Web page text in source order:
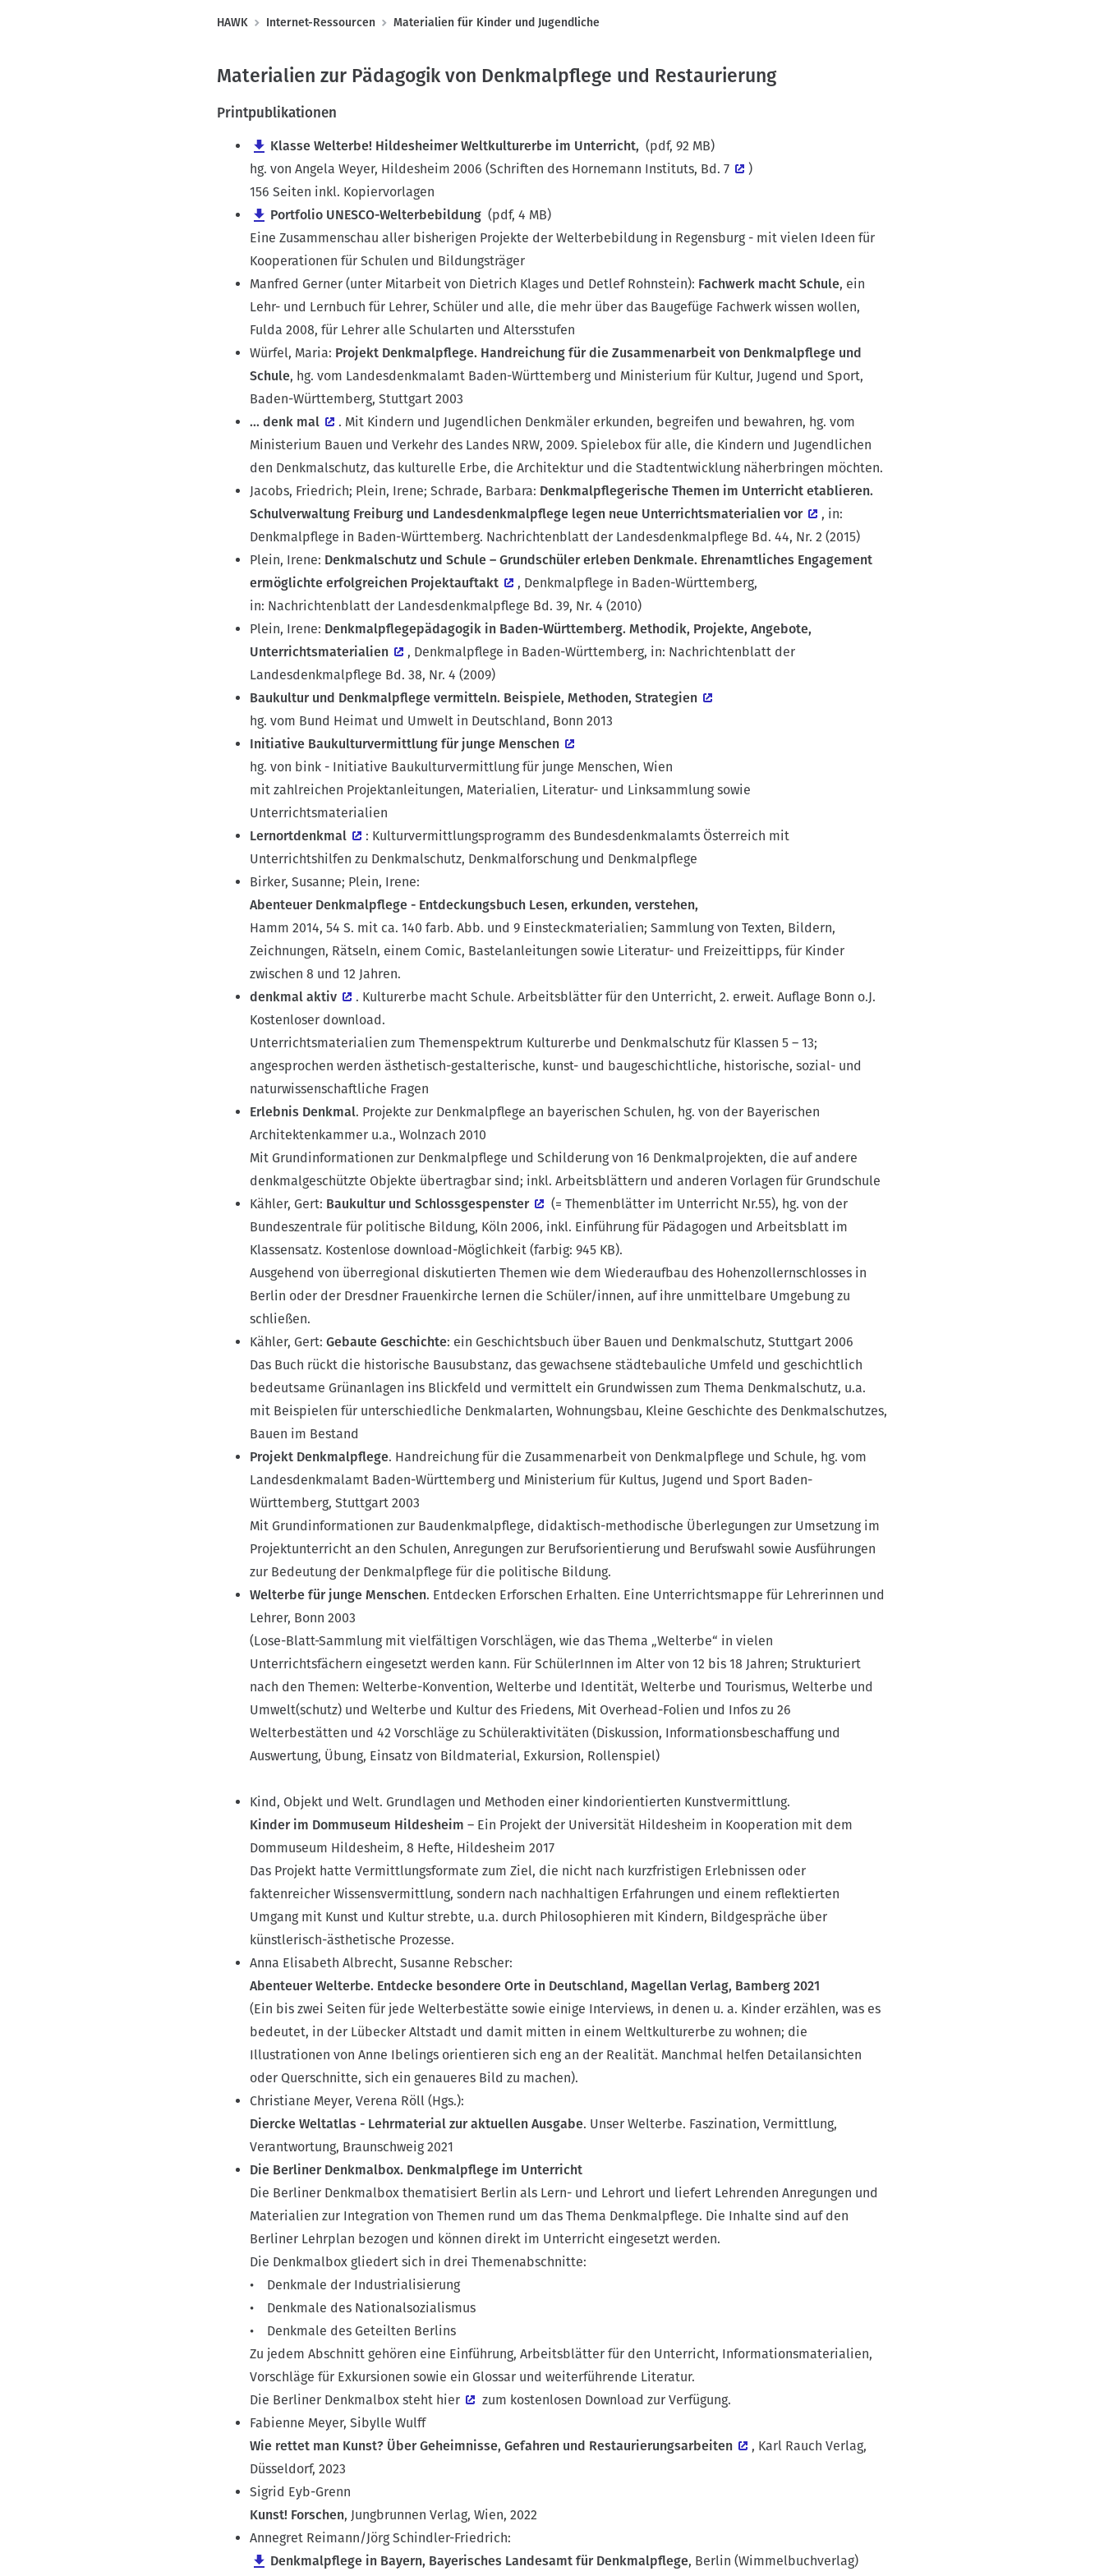
P
a
n
HAWK Internet-Ressourcen Materialien für Kinder und Jugendliche
Materialien zur Pädagogik von Denkmalpflege und Restaurierung
Printpublikationen
Klasse Welterbe! Hildesheimer Weltkulturerbe im Unterricht, (pdf, 92 MB)
hg. von Angela Weyer, Hildesheim 2006 (Schriften des Hornemann Instituts, Bd. 7
)
156 Seiten inkl. Kopiervorlagen
Portfolio UNESCO-Welterbebildung (pdf, 4 MB)
Eine Zusammenschau aller bisherigen Projekte der Welterbebildung in Regensburg - mit vielen Ideen für
Kooperationen für Schulen und Bildungsträger
Manfred Gerner (unter Mitarbeit von Dietrich Klages und Detlef Rohnstein): Fachwerk macht Schule, ein
Lehr- und Lernbuch für Lehrer, Schüler und alle, die mehr über das Baugefüge Fachwerk wissen wollen,
Fulda 2008, für Lehrer alle Schularten und Altersstufen
Würfel, Maria: Projekt Denkmalpflege. Handreichung für die Zusammenarbeit von Denkmalpflege und
Schule, hg. vom Landesdenkmalamt Baden-Württemberg und Ministerium für Kultur, Jugend und Sport,
Baden-Württemberg, Stuttgart 2003
... denk mal
. Mit Kindern und Jugendlichen Denkmäler erkunden, begreifen und bewahren, hg. vom
Ministerium Bauen und Verkehr des Landes NRW, 2009. Spielebox für alle, die Kindern und Jugendlichen
den Denkmalschutz, das kulturelle Erbe, die Architektur und die Stadtentwicklung näherbringen möchten.
Jacobs, Friedrich; Plein, Irene; Schrade, Barbara: Denkmalpflegerische Themen im Unterricht etablieren.
Schulverwaltung Freiburg und Landesdenkmalpflege legen neue Unterrichtsmaterialien vor
, in:
Denkmalpflege in Baden-Württemberg. Nachrichtenblatt der Landesdenkmalpflege Bd. 44, Nr. 2 (2015)
Plein, Irene: Denkmalschutz und Schule – Grundschüler erleben Denkmale. Ehrenamtliches Engagement
ermöglichte erfolgreichen Projektauftakt
, Denkmalpflege in Baden-Württemberg,
in: Nachrichtenblatt der Landesdenkmalpflege Bd. 39, Nr. 4 (2010)
Plein, Irene: Denkmalpflegepädagogik in Baden-Württemberg. Methodik, Projekte, Angebote,
Unterrichtsmaterialien
, Denkmalpflege in Baden-Württemberg, in: Nachrichtenblatt der
Landesdenkmalpflege Bd. 38, Nr. 4 (2009)
Baukultur und Denkmalpflege vermitteln. Beispiele, Methoden, Strategien
hg. vom Bund Heimat und Umwelt in Deutschland, Bonn 2013
Initiative Baukulturvermittlung für junge Menschen
hg. von bink - Initiative Baukulturvermittlung für junge Menschen, Wien
mit zahlreichen Projektanleitungen, Materialien, Literatur- und Linksammlung sowie
Unterrichtsmaterialien
Lernortdenkmal
: Kulturvermittlungsprogramm des Bundesdenkmalamts Österreich mit
Unterrichtshilfen zu Denkmalschutz, Denkmalforschung und Denkmalpflege
Birker, Susanne; Plein, Irene:
Abenteuer Denkmalpflege - Entdeckungsbuch Lesen, erkunden, verstehen,
Hamm 2014, 54 S. mit ca. 140 farb. Abb. und 9 Einsteckmaterialien; Sammlung von Texten, Bildern,
Zeichnungen, Rätseln, einem Comic, Bastelanleitungen sowie Literatur- und Freizeittipps, für Kinder
zwischen 8 und 12 Jahren.
denkmal aktiv
. Kulturerbe macht Schule. Arbeitsblätter für den Unterricht, 2. erweit. Auflage Bonn o.J.
Kostenloser download.
Unterrichtsmaterialien zum Themenspektrum Kulturerbe und Denkmalschutz für Klassen 5 – 13;
angesprochen werden ästhetisch-gestalterische, kunst- und baugeschichtliche, historische, sozial- und
naturwissenschaftliche Fragen
Erlebnis Denkmal. Projekte zur Denkmalpflege an bayerischen Schulen, hg. von der Bayerischen
Architektenkammer u.a., Wolnzach 2010
Mit Grundinformationen zur Denkmalpflege und Schilderung von 16 Denkmalprojekten, die auf andere
denkmalgeschützte Objekte übertragbar sind; inkl. Arbeitsblättern und anderen Vorlagen für Grundschule
Kähler, Gert: Baukultur und Schlossgespenster
(= Themenblätter im Unterricht Nr.55), hg. von der
Bundeszentrale für politische Bildung, Köln 2006, inkl. Einführung für Pädagogen und Arbeitsblatt im
Klassensatz. Kostenlose download-Möglichkeit (farbig: 945 KB).
Ausgehend von überregional diskutierten Themen wie dem Wiederaufbau des Hohenzollernschlosses in
Berlin oder der Dresdner Frauenkirche lernen die Schüler/innen, auf ihre unmittelbare Umgebung zu
schließen.
Kähler, Gert: Gebaute Geschichte: ein Geschichtsbuch über Bauen und Denkmalschutz, Stuttgart 2006
Das Buch rückt die historische Bausubstanz, das gewachsene städtebauliche Umfeld und geschichtlich
bedeutsame Grünanlagen ins Blickfeld und vermittelt ein Grundwissen zum Thema Denkmalschutz, u.a.
mit Beispielen für unterschiedliche Denkmalarten, Wohnungsbau, Kleine Geschichte des Denkmalschutzes,
Bauen im Bestand
Projekt Denkmalpflege. Handreichung für die Zusammenarbeit von Denkmalpflege und Schule, hg. vom
Landesdenkmalamt Baden-Württemberg und Ministerium für Kultus, Jugend und Sport Baden-
Württemberg, Stuttgart 2003
Mit Grundinformationen zur Baudenkmalpflege, didaktisch-methodische Überlegungen zur Umsetzung im
Projektunterricht an den Schulen, Anregungen zur Berufsorientierung und Berufswahl sowie Ausführungen
zur Bedeutung der Denkmalpflege für die politische Bildung.
Welterbe für junge Menschen. Entdecken Erforschen Erhalten. Eine Unterrichtsmappe für Lehrerinnen und
Lehrer, Bonn 2003
(Lose-Blatt-Sammlung mit vielfältigen Vorschlägen, wie das Thema „Welterbe“ in vielen
Unterrichtsfächern eingesetzt werden kann. Für SchülerInnen im Alter von 12 bis 18 Jahren; Strukturiert
nach den Themen: Welterbe-Konvention, Welterbe und Identität, Welterbe und Tourismus, Welterbe und
Umwelt(schutz) und Welterbe und Kultur des Friedens, Mit Overhead-Folien und Infos zu 26
Welterbestätten und 42 Vorschläge zu Schüleraktivitäten (Diskussion, Informationsbeschaffung und
Auswertung, Übung, Einsatz von Bildmaterial, Exkursion, Rollenspiel)
Kind, Objekt und Welt. Grundlagen und Methoden einer kindorientierten Kunstvermittlung.
Kinder im Dommuseum Hildesheim – Ein Projekt der Universität Hildesheim in Kooperation mit dem
Dommuseum Hildesheim, 8 Hefte, Hildesheim 2017
Das Projekt hatte Vermittlungsformate zum Ziel, die nicht nach kurzfristigen Erlebnissen oder
faktenreicher Wissensvermittlung, sondern nach nachhaltigen Erfahrungen und einem reflektierten
Umgang mit Kunst und Kultur strebte, u.a. durch Philosophieren mit Kindern, Bildgespräche über
künstlerisch-ästhetische Prozesse.
Anna Elisabeth Albrecht, Susanne Rebscher:
Abenteuer Welterbe. Entdecke besondere Orte in Deutschland, Magellan Verlag, Bamberg 2021
(Ein bis zwei Seiten für jede Welterbestätte sowie einige Interviews, in denen u. a. Kinder erzählen, was es
bedeutet, in der Lübecker Altstadt und damit mitten in einem Weltkulturerbe zu wohnen; die
Illustrationen von Anne Ibelings orientieren sich eng an der Realität. Manchmal helfen Detailansichten
oder Querschnitte, sich ein genaueres Bild zu machen).
Christiane Meyer, Verena Röll (Hgs.):
Diercke Weltatlas - Lehrmaterial zur aktuellen Ausgabe. Unser Welterbe. Faszination, Vermittlung,
Verantwortung, Braunschweig 2021
Die Berliner Denkmalbox. Denkmalpflege im Unterricht
Die Berliner Denkmalbox thematisiert Berlin als Lern- und Lehrort und liefert Lehrenden Anregungen und
Materialien zur Integration von Themen rund um das Thema Denkmalpflege. Die Inhalte sind auf den
Berliner Lehrplan bezogen und können direkt im Unterricht eingesetzt werden.
Die Denkmalbox gliedert sich in drei Themenabschnitte:
• Denkmale der Industrialisierung
• Denkmale des Nationalsozialismus
• Denkmale des Geteilten Berlins
Zu jedem Abschnitt gehören eine Einführung, Arbeitsblätter für den Unterricht, Informationsmaterialien,
Vorschläge für Exkursionen sowie ein Glossar und weiterführende Literatur.
Die Berliner Denkmalbox steht hier
zum kostenlosen Download zur Verfügung.
Fabienne Meyer, Sibylle Wulff
Wie rettet man Kunst? Über Geheimnisse, Gefahren und Restaurierungsarbeiten
, Karl Rauch Verlag,
Düsseldorf, 2023
Sigrid Eyb-Grenn
Kunst! Forschen, Jungbrunnen Verlag, Wien, 2022
Annegret Reimann/Jörg Schindler-Friedrich:
Denkmalpflege in Bayern, Bayerisches Landesamt für Denkmalpflege, Berlin (Wimmelbuchverlag)